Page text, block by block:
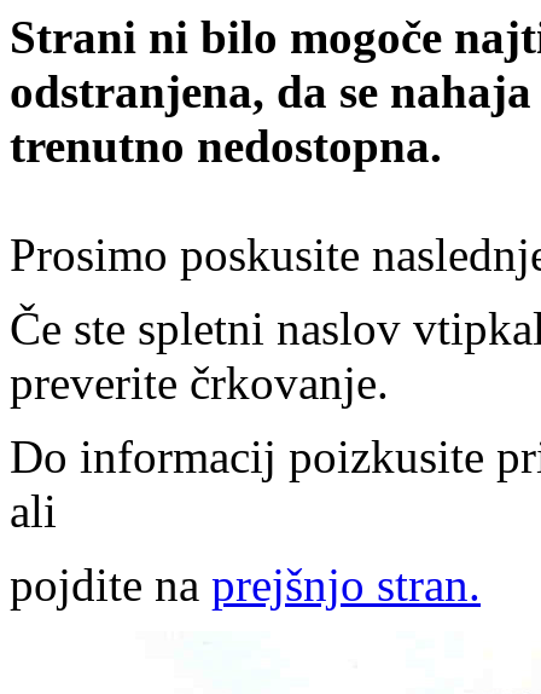
Strani ni bilo mogoče
odstranjena, da se
trenutno nedostopna.
Prosimo poskusite
Če ste spletni naslov
preverite črkovanje.
Do informacij poizkusite
ali
pojdite na prejšnjo stran.